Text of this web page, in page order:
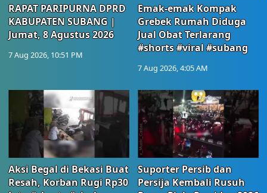
RAPAT PARIPURNA DPRD
KABUPATEN SUBANG |
Jumat, 8 Agustus 2026
7 Aug 2026, 10:51 PM
Emak-emak Kompak
Grebek Rumah Diduga
Jual Obat Terlarang
#shorts #viral #subang
7 Aug 2026, 4:05 AM
Aksi Begal di Bekasi Buat
Resah, Korban Rugi Rp30
Suporter Persib dan
Persija Kembali Rusuh